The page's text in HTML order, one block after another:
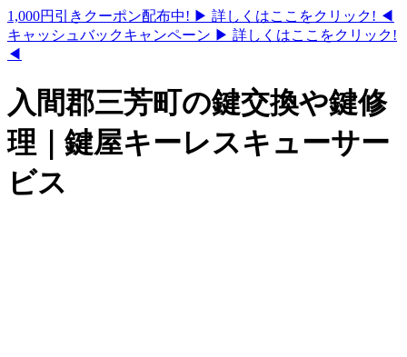
1,000円引きクーポン配布中! ▶ 詳しくはここをクリック! ◀
キャッシュバックキャンペーン ▶ 詳しくはここをクリック!
◀
入間郡三芳町の鍵交換や鍵修
理｜鍵屋キーレスキューサー
ビス